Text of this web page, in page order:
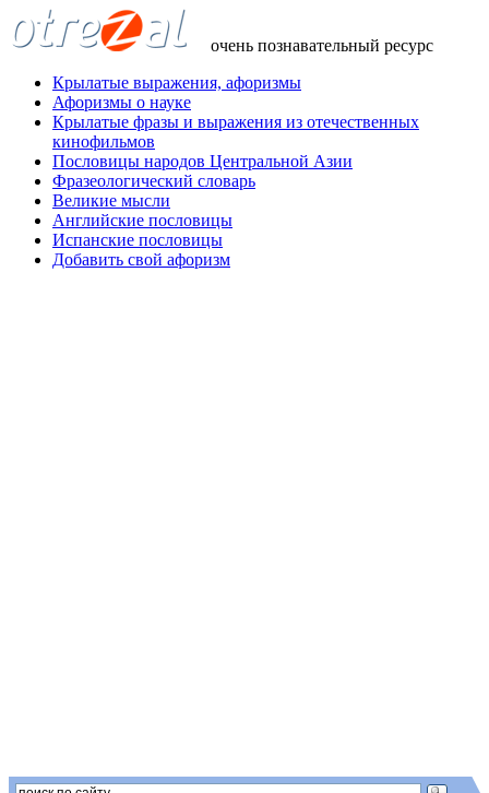
очень познавательный ресурс
Крылатые выражения, афоризмы
Афоризмы о науке
Крылатые фразы и выражения из отечественных
кинофильмов
Пословицы народов Центральной Азии
Фразеологический словарь
Великие мысли
Английские пословицы
Испанские пословицы
Добавить свой афоризм